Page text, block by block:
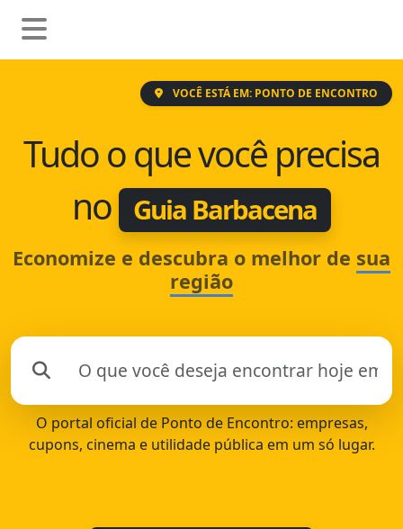
VOCÊ ESTÁ EM: PONTO DE ENCONTRO
Tudo o que você precisa
no
Guia Barbacena
Economize e descubra o melhor de sua
região
O portal oficial de Ponto de Encontro: empresas,
cupons, cinema e utilidade pública em um só lugar.